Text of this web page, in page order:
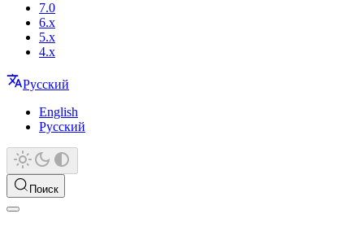
7.0
6.x
5.x
4.x
Русский
English
Русский
Поиск